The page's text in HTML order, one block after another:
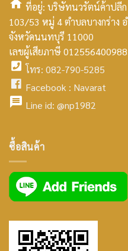
smt2
home
icon
ที่อยู่: บริษัทนวรัตน์ค้าปลีก
103/53 หมู่ 4 ตำบลบางกร่าง
จังหวัดนนทบุรี 11000
เลขผู้เสียภาษี
facebook
icon
โทร: 082-790-5285
facebook
Facebook : Navarat
icon
Line id: @np1982
ซื้อสินค้า